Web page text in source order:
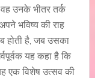
उनके भीतर तर्क
भविष्य की राह
होती है, जब उसका
यह कहा है कि
एक विशेष उत्सव की